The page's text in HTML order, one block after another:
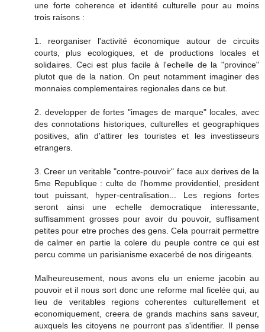
une forte coherence et identité culturelle pour au moins
trois raisons :
1. reorganiser l'activité économique autour de circuits
courts, plus ecologiques, et de productions locales et
solidaires. Ceci est plus facile à l'echelle de la "province"
plutot que de la nation. On peut notamment imaginer des
monnaies complementaires regionales dans ce but.
2. developper de fortes "images de marque" locales, avec
des connotations historiques, culturelles et geographiques
positives, afin d'attirer les touristes et les investisseurs
etrangers.
3. Creer un veritable "contre-pouvoir" face aux derives de la
5me Republique : culte de l'homme providentiel, president
tout puissant, hyper-centralisation... Les regions fortes
seront ainsi une echelle democratique interessante,
suffisamment grosses pour avoir du pouvoir, suffisament
petites pour etre proches des gens. Cela pourrait permettre
de calmer en partie la colere du peuple contre ce qui est
percu comme un parisianisme exacerbé de nos dirigeants.
Malheureusement, nous avons elu un enieme jacobin au
pouvoir et il nous sort donc une reforme mal ficelée qui, au
lieu de veritables regions coherentes culturellement et
economiquement, creera de grands machins sans saveur,
auxquels les citoyens ne pourront pas s'identifier. Il pense